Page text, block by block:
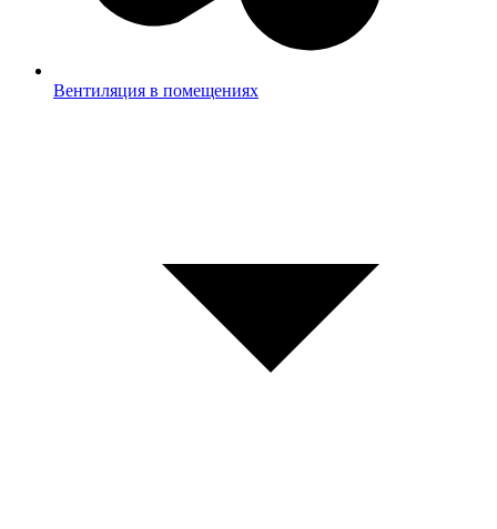
Вентиляция в помещениях